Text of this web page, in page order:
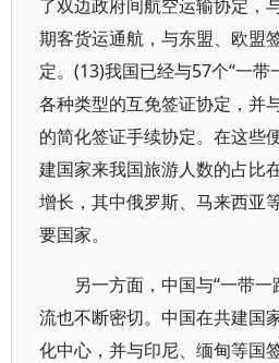
了双边政府间航空运输协定，
期客货运通航，与东盟、欧盟
定。(13)我国已经与57个“一带
各种类型的互免签证协定，并
的简化签证手续协定。在这些
建国家来我国旅游人数的占比
增长，其中俄罗斯、马来西亚
要国家。
另一方面，中国与“一带
流也不断密切。中国在共建国
化中心，并与印尼、缅甸等国